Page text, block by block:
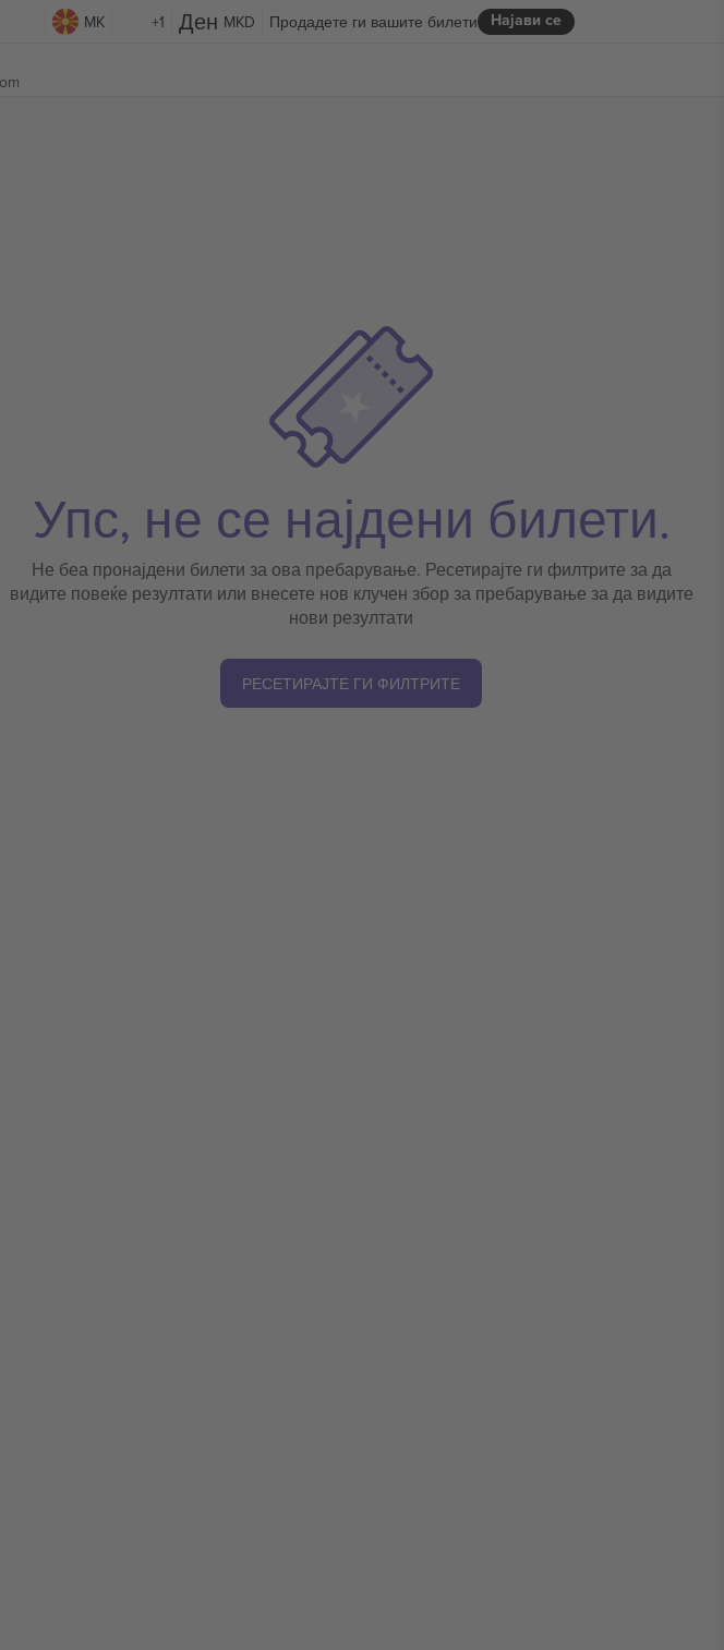
MK +1 MKD Најави се
Продадете ги вашите билети
Упс, не се најдени билети.
Не беа пронајдени билети за ова пребарување. Ресетирајте ги филтрите за да
видите повеќе резултати или внесете нов клучен збор за пребарување за да видите
нови резултати
РЕСЕТИРАЈТЕ ГИ ФИЛТРИТЕ